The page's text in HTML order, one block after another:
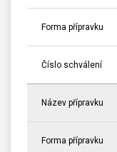
Forma přípravku
Číslo schválení
Název přípravku
Forma přípravku